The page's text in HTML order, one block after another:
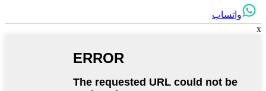
واتساب
x